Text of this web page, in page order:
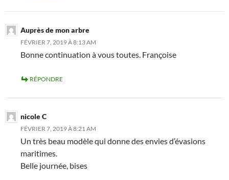
Auprès de mon arbre
FÉVRIER 7, 2019 À 8:13 AM
Bonne continuation à vous toutes. Françoise
RÉPONDRE
nicole C
FÉVRIER 7, 2019 À 8:21 AM
Un très beau modèle qui donne des envies d’évasions
maritimes.
Belle journée, bises